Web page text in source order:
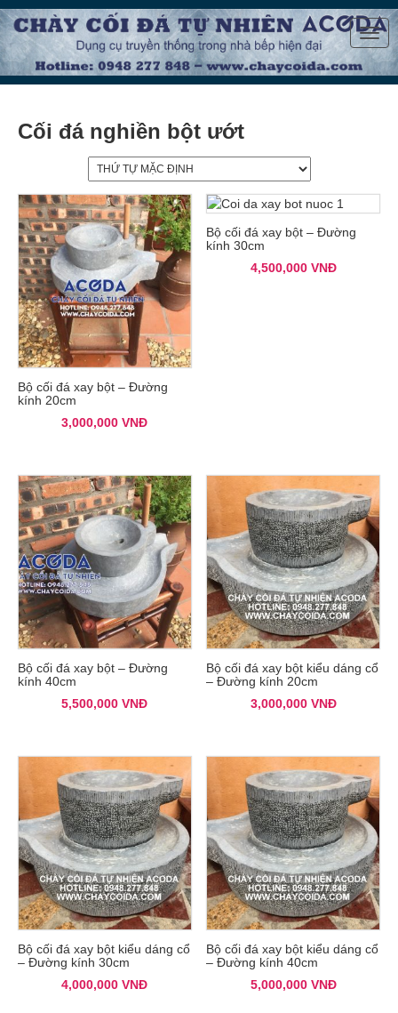
Cối đá nghiền bột ướt
Bộ cối đá xay bột – Đường
kính 20cm
3,000,000VNĐ
Bộ cối đá xay bột – Đường
kính 30cm
4,500,000 VNĐ
Bộ cối đá xay bột – Đường
kính 40cm
5,500,000VNĐ
Bộ cối đá xay bột kiểu dáng cổ
– Đường kính 20cm
3,000,000 VNĐ
Bộ cối đá xay bột kiểu dáng cổ
– Đường kính 30cm
4,000,000VNĐ
Bộ cối đá xay bột kiểu dáng cổ
– Đường kính 40cm
5,000,000 VNĐ